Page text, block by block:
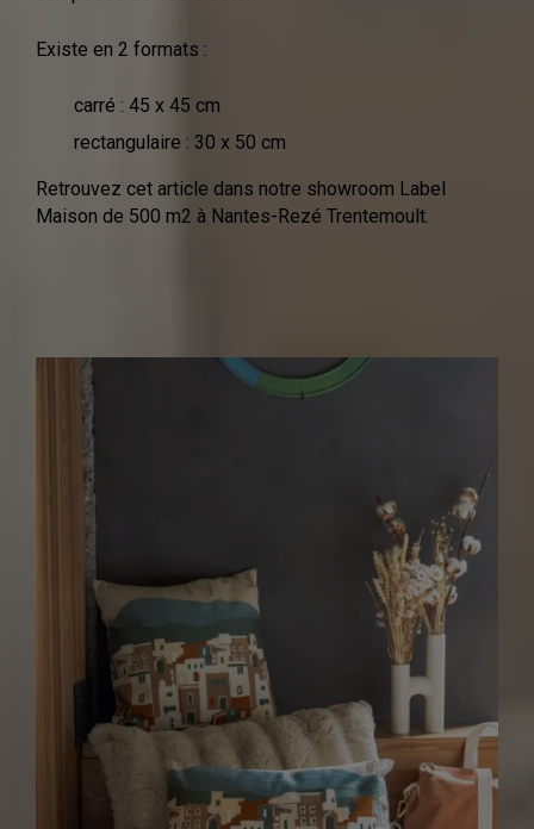
Existe en 2 formats :
carré : 45 x 45 cm
rectangulaire : 30 x 50 cm
Retrouvez cet article dans notre showroom Label
Maison de 500 m2 à Nantes-Rezé Trentemoult.